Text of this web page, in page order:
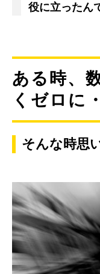
役に立ったん
ある時、
くゼロに
そんな時思